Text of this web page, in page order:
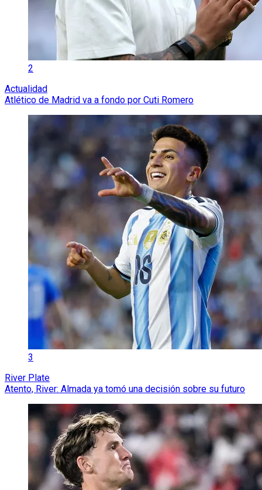
2
Actualidad
Atlético de Madrid va a fondo por Cuti Romero
3
River Plate
Atento, River: Almada ya tomó una decisión sobre su futuro